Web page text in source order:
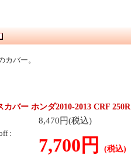
バー。
バー ホンダ2010-2013 CRF 250R
8,470円(税込)
:
7,700円 (税込)